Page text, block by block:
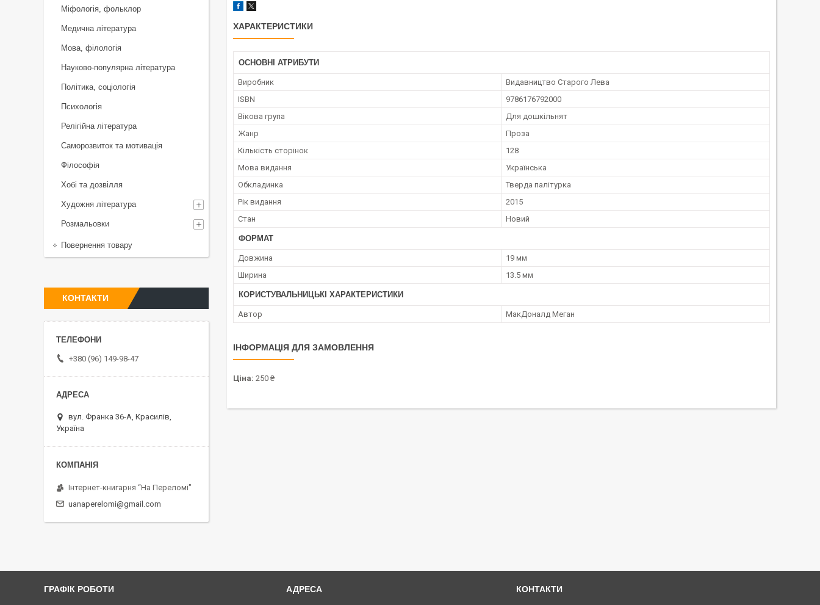
ХАРАКТЕРИСТИКИ
ОСНОВНІ АТРИБУТИ
Виробник
Видавництво Старого Лева
ISBN
9786176792000
Вікова група
Для дошкільнят
Жанр
Проза
Кількість сторінок
128
Мова видання
Українська
Обкладинка
Тверда палітурка
Рік видання
2015
Стан
Новий
ФОРМАТ
Довжина
19 мм
Ширина
13.5 мм
КОРИСТУВАЛЬНИЦЬКІ ХАРАКТЕРИСТИКИ
Автор МакДоналд Меган
ІНФОРМАЦІЯ ДЛЯ ЗАМОВЛЕННЯ
Ціна: 250 ₴
Міфологія, фольклор
Медична література
Мова, філологія
Науково-популярна література
Політика, соціологія
Психологія
Релігійна література
Саморозвиток та мотивація
Філософія
Хобі та дозвілля
Художня література
Розмальовки
Повернення товару
КОНТАКТИ
+380 (96) 149-98-47
вул. Франка 36-А, Красилів,
Україна
Інтернет-книгарня “На Переломі"
uanaperelomi@gmail.com
ГРАФІК РОБОТИ